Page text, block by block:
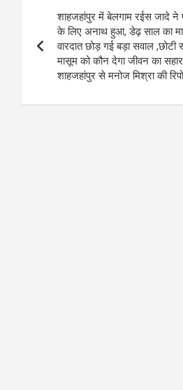
A
p
p
o
o
k
g
er
navigation
शाहजहांपुर में बेलगाम रईस जादे ने
के लिए अनाथ हुआ, डेढ़ साल का
वारदात छोड़ गई बड़ा सवाल
मासूम को कौन देगा जीवन का
शाहजहांपुर से मनोज मिश्रा की